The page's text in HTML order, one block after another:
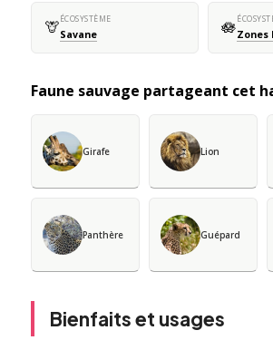
🦒ÉCOSYSTÈME
Savane 🪷Zones
Faune sauvage partageant cet
Girafe Lion
Panthère Guépard
Bienfaits et usages